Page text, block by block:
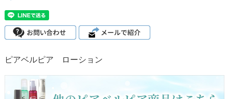
ピアベルピア ローション